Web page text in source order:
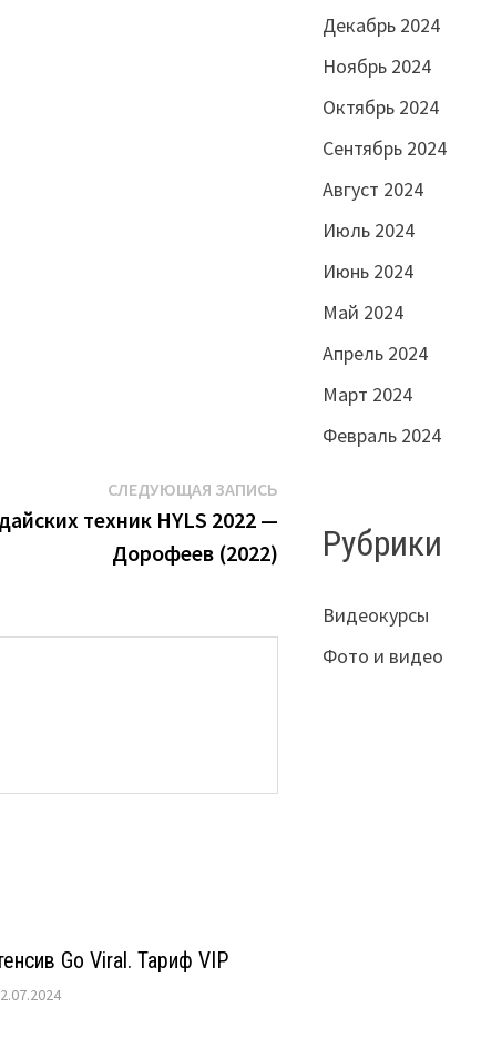
СЛЕДУЮЩАЯ ЗАПИСЬСледующая
запись:
техник HYLS 2022 —
Дорофеев (2022)
Go Viral. Тариф VIP
Декабрь 2024
Ноябрь 2024
Октябрь 2024
Сентябрь 2024
Август 2024
Июль 2024
Июнь 2024
Май 2024
Апрель 2024
Март 2024
Февраль 2024
Рубрики
Видеокурсы
Фото и видео